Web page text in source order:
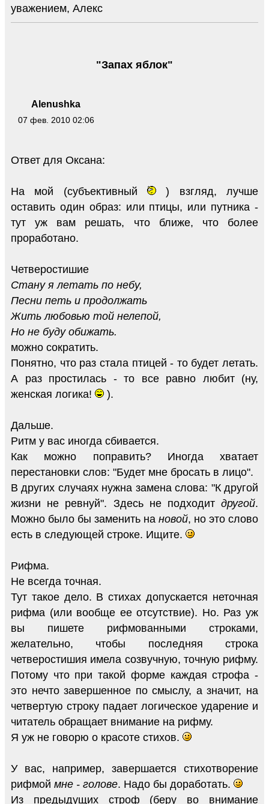
уважением, Алекс
Alenushka
07 фев. 2010 02:06
"Запах яблок"
Ответ для Оксана:
На мой (субъективный
) взгляд, лучше
оставить один образ: или птицы, или путника -
тут уж вам решать, что ближе, что более
проработано.
Четверостишие
Стану я летать по небу,
Песни петь и продолжать
Жить любовью той нелепой,
Но не буду обижать.
можно сократить.
Понятно, что раз стала птицей - то будет летать.
А раз простилась - то все равно любит (ну,
женская логика!
).
Дальше.
Ритм у вас иногда сбивается.
Как можно поправить? Иногда хватает
перестановки слов: "Будет мне бросать в лицо".
В других случаях нужна замена слова: "К другой
жизни не ревнуй". Здесь не подходит другой.
Можно было бы заменить на новой, но это слово
есть в следующей строке. Ищите.
Рифма.
Не всегда точная.
Тут такое дело. В стихах допускается неточная
рифма (или вообще ее отсутствие). Но. Раз уж
вы пишете рифмованными строками,
желательно, чтобы последняя строка
четверостишия имела созвучную, точную рифму.
Потому что при такой форме каждая строфа -
это нечто завершенное по смыслу, а значит, на
четвертую строку падает логическое ударение и
читатель обращает внимание на рифму.
Я уж не говорю о красоте стихов.
У вас, например, завершается стихотворение
рифмой мне - голове. Надо бы доработать.
Из предыдущих строф (беру во внимание